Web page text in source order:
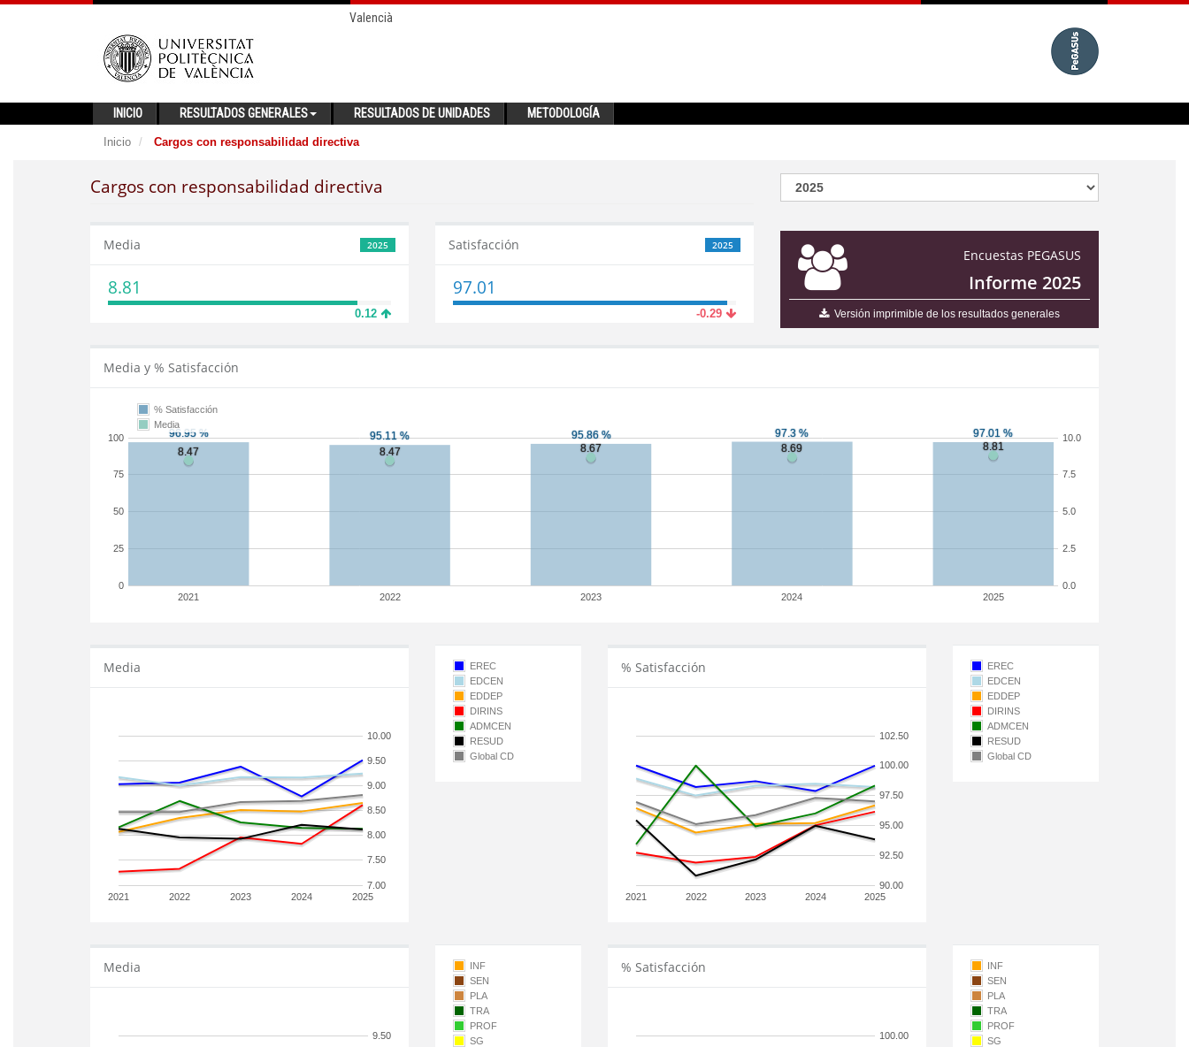
Valencià
INICIO RESULTADOS GENERALES RESULTADOS DE UNIDADES METODOLOGÍA
Inicio Cargos con responsabilidad directiva
Cargos con responsabilidad directiva
Encuestas PEGASUS
Informe 2025
Versión imprimible de los resultados generales
2025
Media
8.81
0.12
2025
Satisfacción
97.01
-0.29
Media y % Satisfacción
2021 2022 2023 2024 2025
0
25
50
75
100
0.0
2.5
5.0
7.5
10.0
% Satisfacción
Media
Media
2021 2022 2023 2024 2025
7.00
7.50
8.00
8.50
9.00
9.50
10.00
EREC
EDCEN
EDDEP
DIRINS
ADMCEN
RESUD
Global CD
% Satisfacción
2021 2022 2023 2024 2025
90.00
92.50
95.00
97.50
100.00
102.50
EREC
EDCEN
EDDEP
DIRINS
ADMCEN
RESUD
Global CD
Media
9.50
INF
SEN
PLA
TRA
PROF
SG
% Satisfacción
100.00
INF
SEN
PLA
TRA
PROF
SG